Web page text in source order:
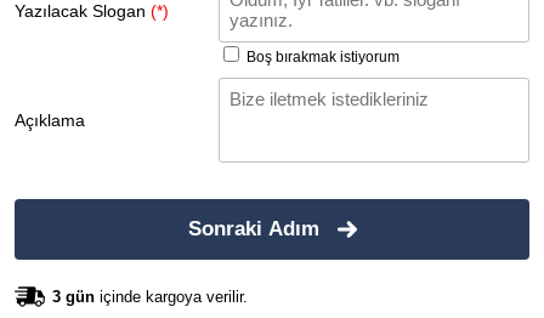
Yazılacak Slogan (*)
Boş bırakmak istiyorum
Açıklama
Sonraki Adım
3 gün içinde kargoya verilir.